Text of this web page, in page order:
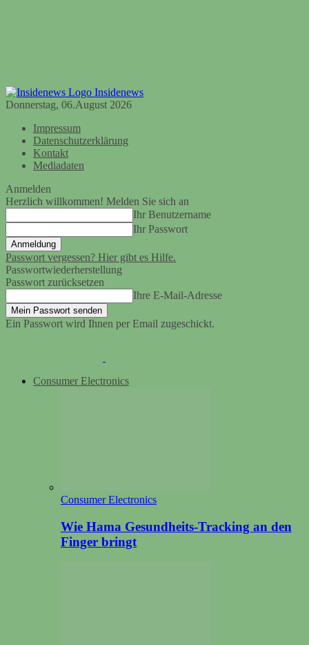
Insidenews
Donnerstag, 06.August 2026
Impressum
Datenschutzerklärung
Kontakt
Mediadaten
Anmelden
Herzlich willkommen! Melden Sie sich an
Ihr Benutzername
Ihr Passwort
Passwort vergessen? Hier gibt es Hilfe.
Passwortwiederherstellung
Passwort zurücksetzen
Ihre E-Mail-Adresse
Ein Passwort wird Ihnen per Email zugeschickt.
Consumer Electronics
Consumer Electronics
Wie Hama Gesundheits-Tracking an den
Finger bringt